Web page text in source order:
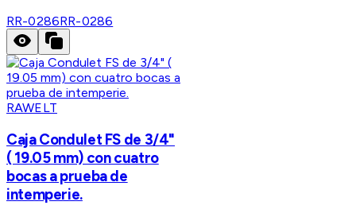
RR-0286RR-0286
RAWELT
Caja Condulet FS de 3/4"
( 19.05 mm) con cuatro
bocas a prueba de
intemperie.